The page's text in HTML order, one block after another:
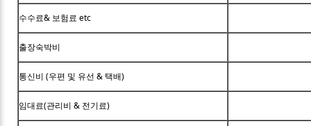
수수료& 보험료 etc
출장숙박비
통신비 (우편 및 유선 & 택배)
임대료(관리비 & 전기료)